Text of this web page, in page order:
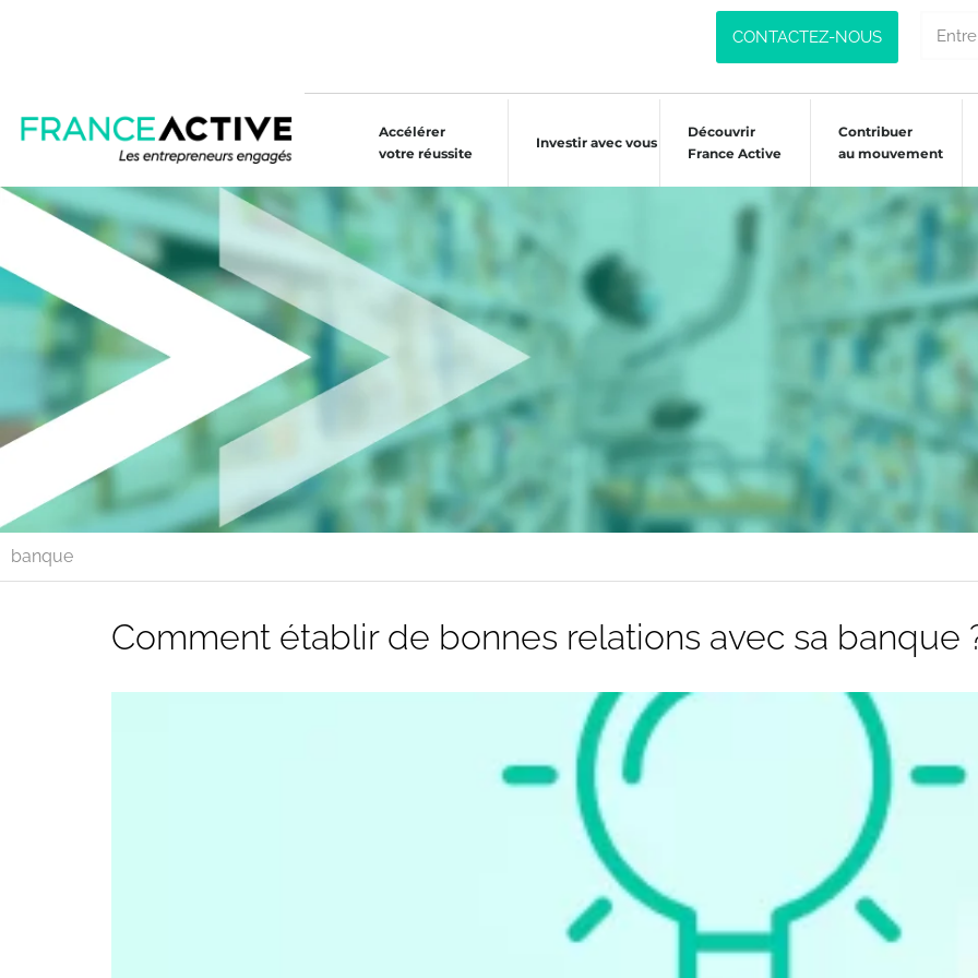
CONTACTEZ-NOUS
Accélérer
votre réussite
Investir avec vous
Découvrir
France Active
Contribuer
au mouvement
banque
Comment établir de bonnes relations avec sa banque